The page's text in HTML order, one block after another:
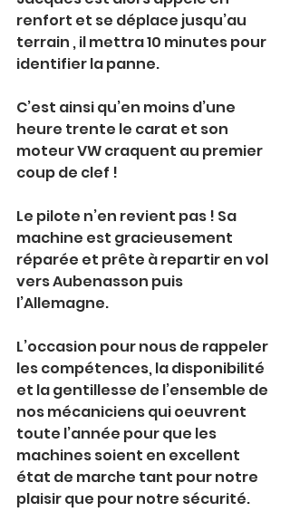
renfort et se déplace jusqu’au
terrain , il mettra 10 minutes pour
identifier la panne.
C’est ainsi qu’en moins d’une
heure trente le carat et son
moteur VW craquent au premier
coup de clef !
Le pilote n’en revient pas ! Sa
machine est gracieusement
réparée et prête à repartir en vol
vers Aubenasson puis
l’Allemagne.
L’occasion pour nous de rappeler
les compétences, la disponibilité
et la gentillesse de l’ensemble de
nos mécaniciens qui oeuvrent
toute l’année pour que les
machines soient en excellent
état de marche tant pour notre
plaisir que pour notre sécurité.